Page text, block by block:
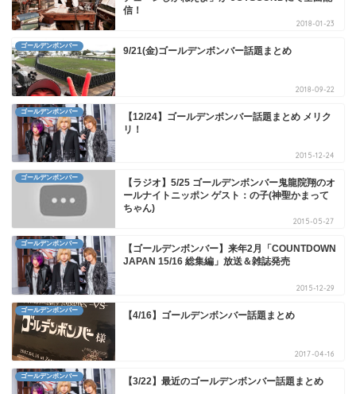
信！
2018-01-23
ゴールデンボンバー 9/21(金)ゴールデンボンバー話題まとめ
2018-09-22
ゴールデンボンバー
【12/24】ゴールデンボンバー話題まとめ メリク
リ！
2015-12-24
ゴールデンボンバー
【ラジオ】5/25 ゴールデンボンバー鬼龍院翔のオ
ールナイトニッポン ゲスト：の子(神聖かまって
ちゃん)
2015-05-27
ゴールデンボンバー
【ゴールデンボンバー】来年2月「COUNTDOWN
JAPAN 15/16 総集編」放送＆雑誌発売
2015-12-29
ゴールデンボンバー 【4/16】ゴールデンボンバー話題まとめ
2017-04-16
ゴールデンボンバー 【3/22】最近のゴールデンボンバー話題まとめ